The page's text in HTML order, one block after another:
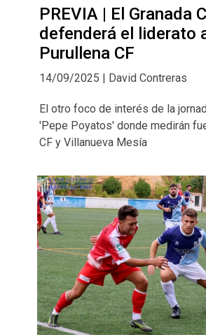
PREVIA | El Granada
defenderá el liderato
Purullena CF
14/09/2025 | David Contreras
El otro foco de interés de la
'Pepe Poyatos' donde medirán
CF y Villanueva Mesía